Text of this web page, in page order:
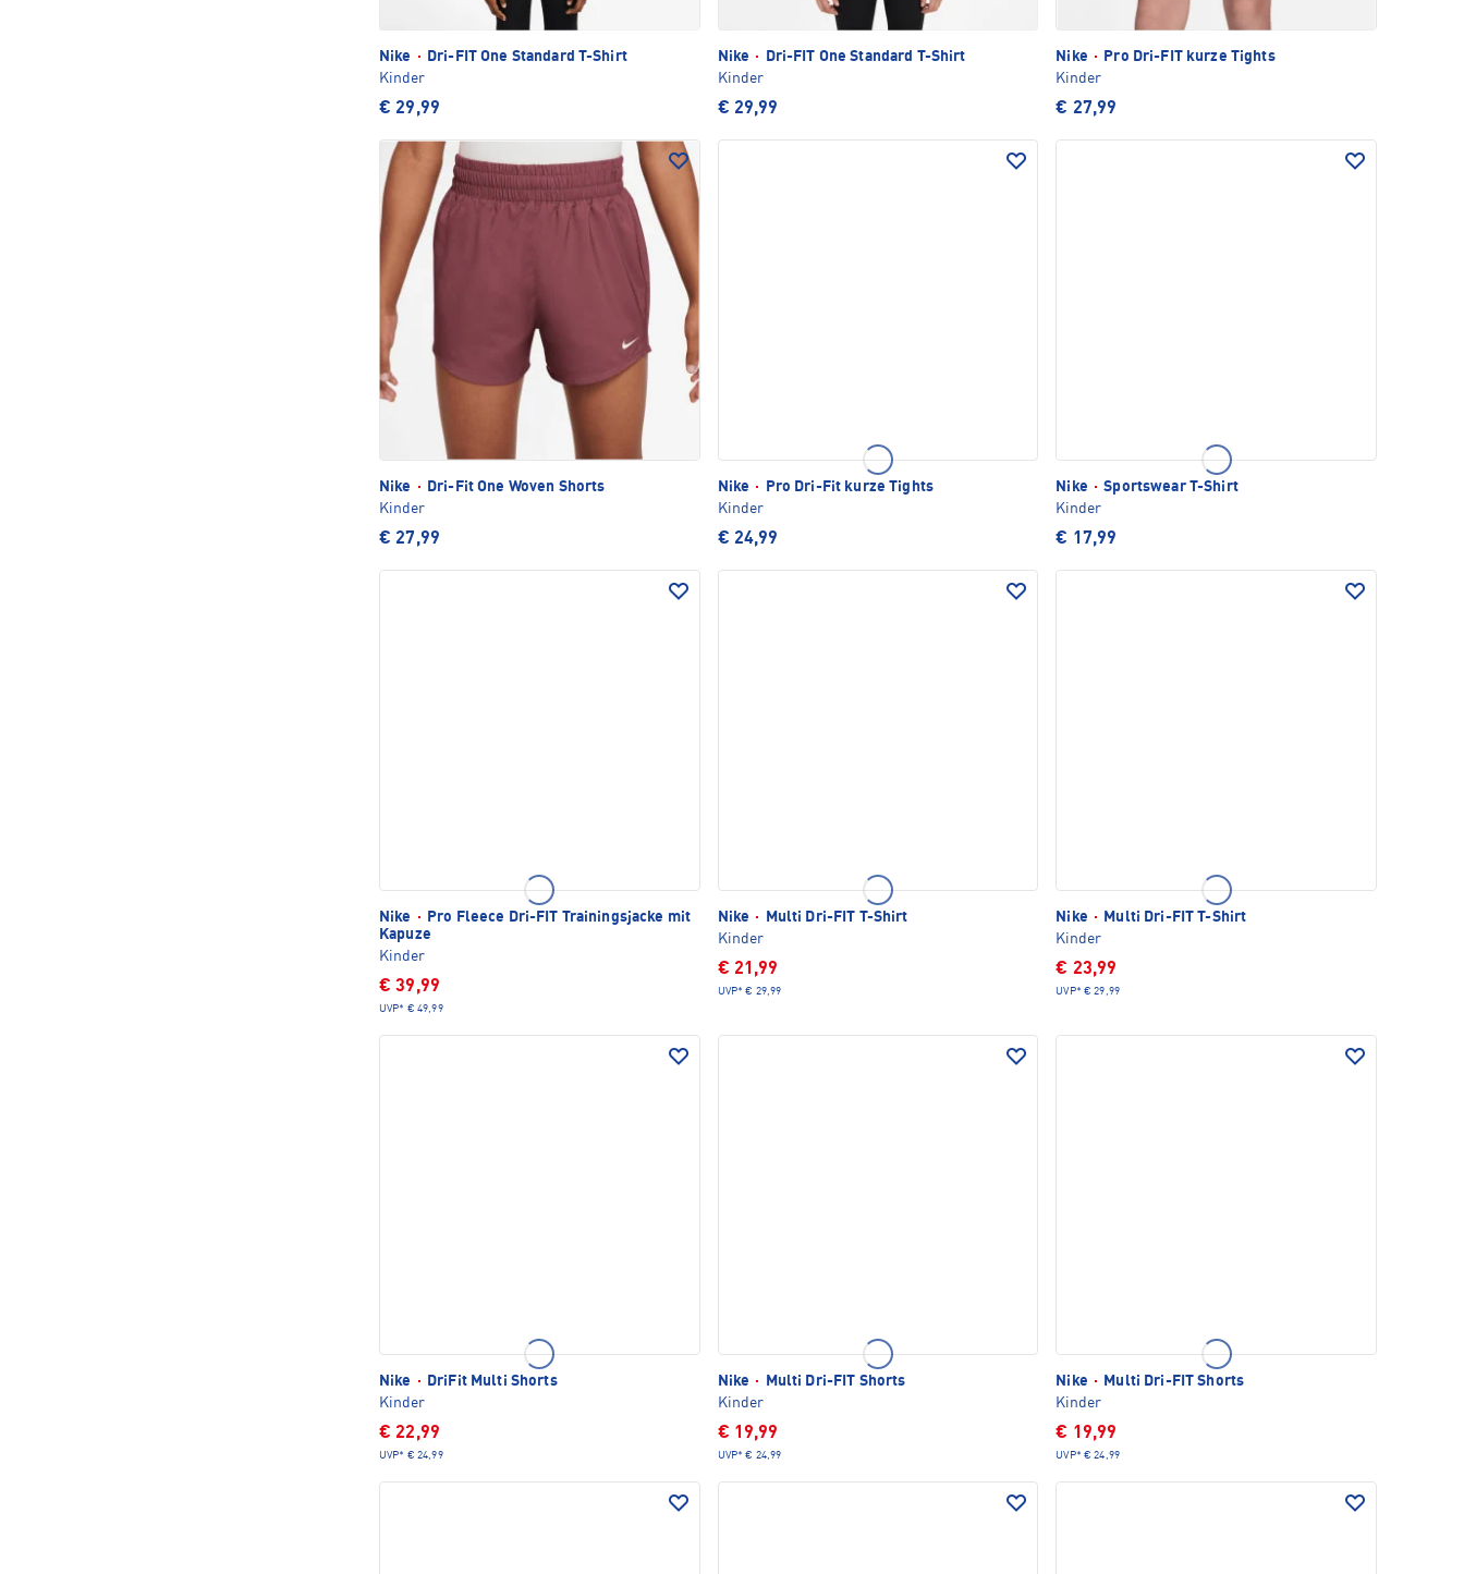
Nike ·
Dri-FIT One Standard T-Shirt
Kinder
€ 29,99
Nike ·
Dri-FIT One Standard T-Shirt
Kinder
€ 29,99
Nike ·
Pro Dri-FIT kurze Tights
Kinder
€ 27,99
Nike ·
Dri-Fit One Woven Shorts
Kinder
€ 27,99
Nike ·
Pro Dri-Fit kurze Tights
Kinder
€ 24,99
Nike · Sportswear T-Shirt
Kinder
€ 17,99
Nike ·
Pro Fleece Dri-FIT Trainingsjacke mit
Kapuze
Kinder
€ 39,99
UVP* € 49,99
Nike ·
Multi Dri-FIT T-Shirt
Kinder
€ 21,99
UVP* € 29,99
Nike ·
Multi Dri-FIT T-Shirt
Kinder
€ 23,99
UVP* € 29,99
Nike ·
DriFit Multi Shorts
Kinder
€ 22,99
UVP* € 24,99
Nike ·
Multi Dri-FIT Shorts
Kinder
€ 19,99
UVP* € 24,99
Nike ·
Multi Dri-FIT Shorts
Kinder
€ 19,99
UVP* € 24,99